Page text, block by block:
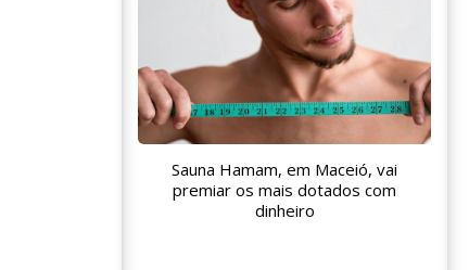
Sauna Hamam, em Maceió, vai
premiar os mais dotados com
dinheiro